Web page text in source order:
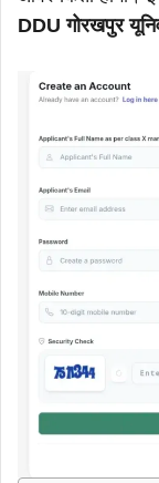
DDU गोरखपुर